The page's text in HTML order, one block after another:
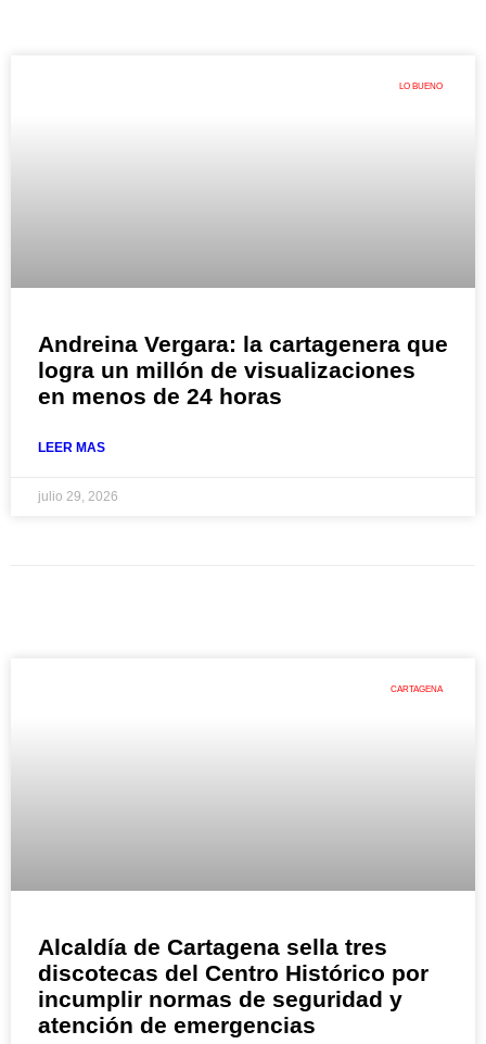
LO BUENO
Andreina Vergara: la cartagenera que
logra un millón de visualizaciones
en menos de 24 horas
LEER MAS
julio 29, 2026
CARTAGENA
Alcaldía de Cartagena sella tres
discotecas del Centro Histórico por
incumplir normas de seguridad y
atención de emergencias